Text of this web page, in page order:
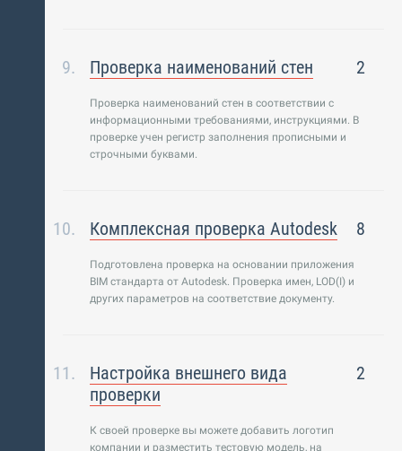
Проверка наименований стен 2
Проверка наименований стен в соответствии с
информационными требованиями, инструкциями. В
проверке учен регистр заполнения прописными и
строчными буквами.
Комплексная проверка Autodesk 8
Подготовлена проверка на основании приложения
BIM стандарта от Autodesk. Проверка имен, LOD(I) и
других параметров на соответствие документу.
Настройка внешнего вида
проверки
2
К своей проверке вы можете добавить логотип
компании и разместить тестовую модель, на